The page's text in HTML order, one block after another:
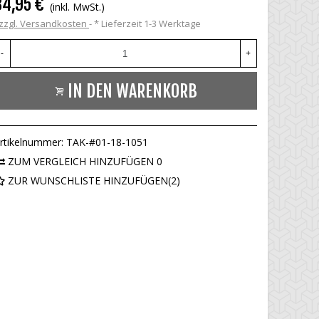
€ (inkl. MwSt.)
Versandkosten * Lieferzeit 1-3 Werktage
- +
IN DEN WARENKORB
TAK-#01-18-1051
ZUM VERGLEICH HINZUFÜGEN 0
ZUR WUNSCHLISTE HINZUFÜGEN(2)